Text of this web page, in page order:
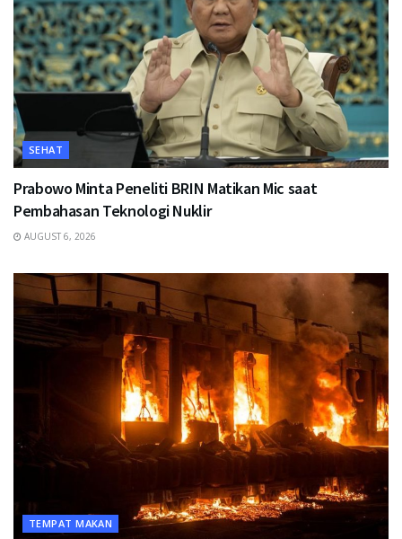
SEHAT
Prabowo Minta Peneliti BRIN Matikan Mic saat
Pembahasan Teknologi Nuklir
AUGUST 6, 2026
TEMPAT MAKAN